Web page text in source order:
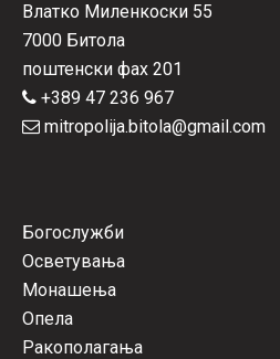
Влатко Миленкоски 55
7000 Битола
поштенски фах 201
+389 47 236 967
mitropolija.bitola@gmail.com
Богослужби
Осветувања
Монашења
Опела
Ракополагања